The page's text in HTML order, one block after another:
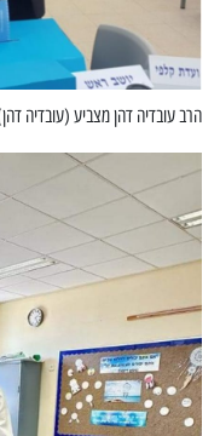
הרב עובדיה דהן מצביע (עובדיה